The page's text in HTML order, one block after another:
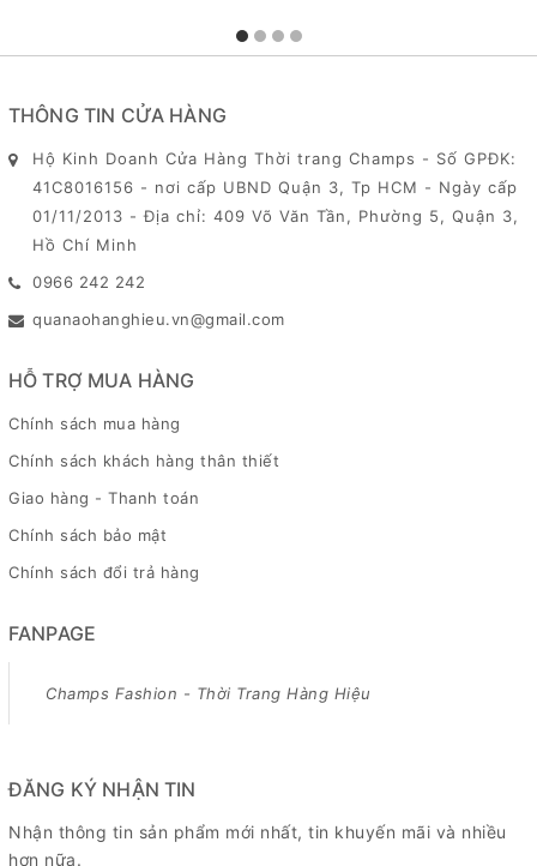
THÔNG TIN CỬA HÀNG
Hộ Kinh Doanh Cửa Hàng Thời trang Champs - Số GPĐK:
41C8016156 - nơi cấp UBND Quận 3, Tp HCM - Ngày cấp
01/11/2013 - Địa chỉ: 409 Võ Văn Tần, Phường 5, Quận 3,
Hồ Chí Minh
0966 242 242
quanaohanghieu.vn@gmail.com
HỖ TRỢ MUA HÀNG
Chính sách mua hàng
Chính sách khách hàng thân thiết
Giao hàng - Thanh toán
Chính sách bảo mật
Chính sách đổi trả hàng
FANPAGE
Champs Fashion - Thời Trang Hàng Hiệu
ĐĂNG KÝ NHẬN TIN
Nhận thông tin sản phẩm mới nhất, tin khuyến mãi và nhiều
hơn nữa.